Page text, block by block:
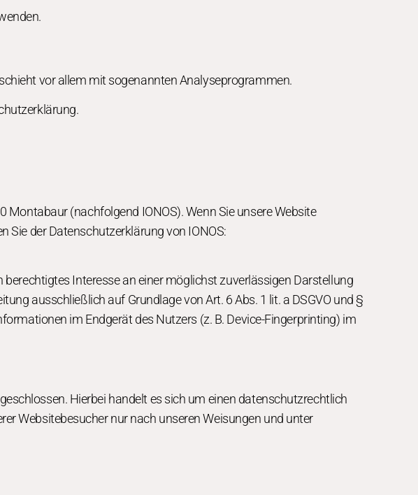
vor allem mit sogenannten Analyseprogrammen.
Montabaur (nachfolgend IONOS). Wenn Sie unsere Website
Sie der Datenschutzerklärung von IONOS:
berechtigtes Interesse an einer möglichst zuverlässigen Darstellung
ausschließlich auf Grundlage von Art. 6 Abs. 1 lit. a DSGVO und §
im Endgerät des Nutzers (z. B. Device-Fingerprinting) im
Hierbei handelt es sich um einen datenschutzrechtlich
Websitebesucher nur nach unseren Weisungen und unter